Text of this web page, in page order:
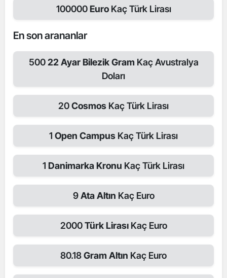
100000EuroKaç Türk Lirası
En son arananlar
50022 Ayar Bilezik Gram Kaç Avustralya
Doları
20Cosmos Kaç Türk Lirası
1 Open Campus Kaç Türk Lirası
1 Danimarka Kronu Kaç Türk Lirası
9Ata Altın Kaç Euro
2000Türk LirasıKaç Euro
80.18Gram Altın Kaç Euro